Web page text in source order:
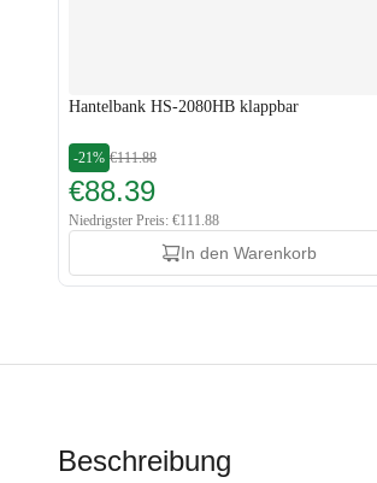
Hantelbank HS-2080HB klappbar
-21% €111.88
€88.39
Niedrigster Preis: €111.88
In den Warenkorb
Beschreibung